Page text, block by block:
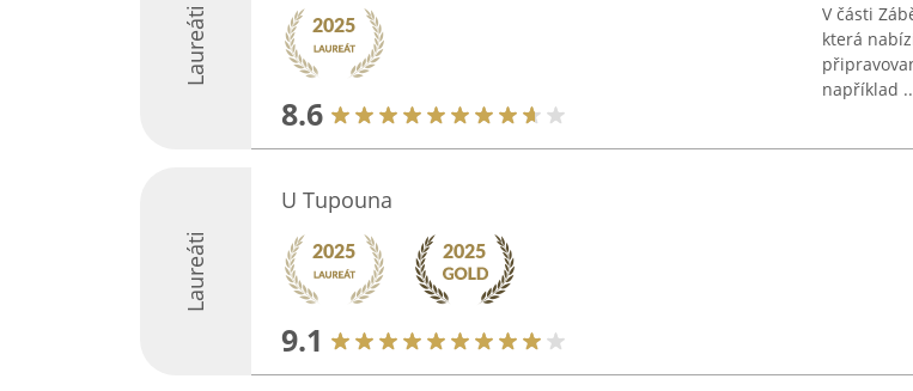
Laureáti
8.6
V části
která
například
Laureáti
U Tupouna
9.1